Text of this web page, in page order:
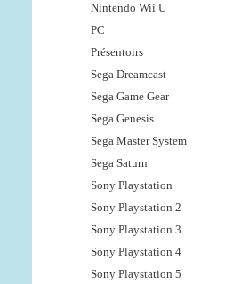
Nintendo Wii U
PC
Présentoirs
Sega Dreamcast
Sega Game Gear
Sega Genesis
Sega Master System
Sega Saturn
Sony Playstation
Sony Playstation 2
Sony Playstation 3
Sony Playstation 4
Sony Playstation 5